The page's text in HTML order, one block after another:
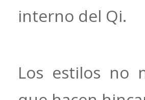
interno del Qi.
Los estilos no